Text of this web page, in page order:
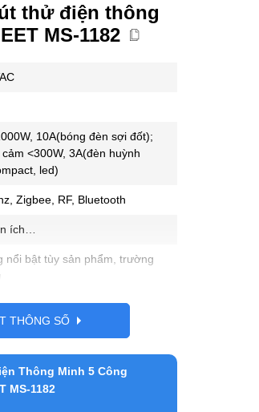
thử điện thông
MS-1182
10A(bóng đèn sợi đốt);
<300W, 3A(đèn huỳnh
led)
Zigbee, RF, Bluetooth
ích…
nổi bật tùy sản phẩm, trường
xuất xứ, tùy sản phẩm có nên để
không
x Rộng 20cm x Cao 47cm
THÔNG SỐ
Thông Minh 5 Công
MS-1182